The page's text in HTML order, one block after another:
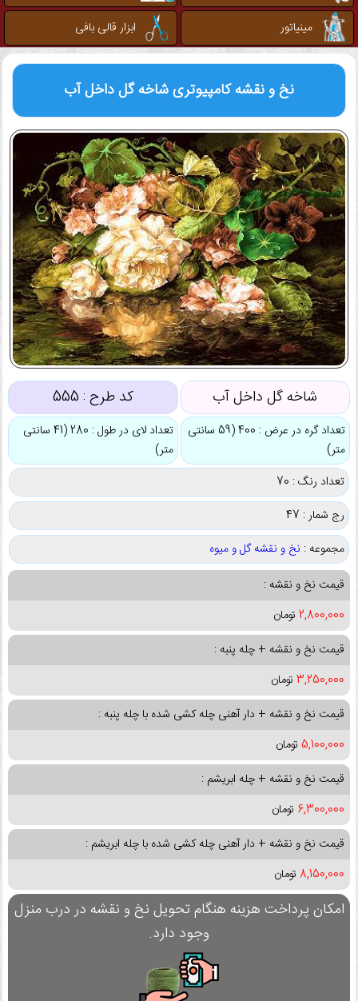
مینیاتور
ابزار قالی بافی
نخ و نقشه کامپیوتریشاخه گل داخل آب
شاخه گل داخل آب کد طرح : 555
تعداد گره در عرض : 400 (59 سانتی
متر)
تعداد لای در طول : 280 (41 سانتی
متر)
تعداد رنگ : 70
رج شمار : 47
مجموعه : نخ و نقشه گل و میوه
قیمت نخ و نقشه :
2,800,000 تومان
قیمت نخ و نقشه + چله پنبه :
3,250,000 تومان
قیمت نخ و نقشه + دار آهنی چله کشی شده با چله پنبه :
5,100,000 تومان
قیمت نخ و نقشه + چله ابریشم :
6,300,000 تومان
قیمت نخ و نقشه + دار آهنی چله کشی شده با چله ابریشم :
8,150,000 تومان
امکان پرداخت هزینه هنگام تحویل نخ و نقشه در درب منزل
وجود دارد.